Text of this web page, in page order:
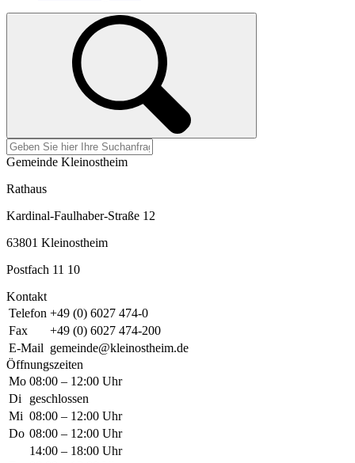
Gemeinde Kleinostheim
Rathaus
Kardinal-Faulhaber-Straße 12
63801 Kleinostheim
Postfach 11 10
Kontakt
Telefon +49 (0) 6027 474-0
Fax
+49 (0) 6027 474-200
E-Mail gemeinde@kleinostheim.de
Öffnungszeiten
Mo 08:00 – 12:00 Uhr
Di
geschlossen
Mi 08:00 – 12:00 Uhr
Do 08:00 – 12:00 Uhr
14:00 – 18:00 Uhr